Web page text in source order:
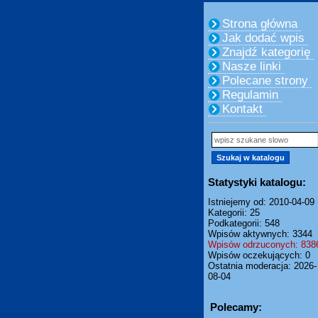
Strona główna
Jak dodać wpis
Znajdź kategorię
Nasze linki
Polecane strony
Regulamin
Kontakt
Statystyki katalogu:
Istniejemy od: 2010-04-09
Kategorii: 25
Podkategorii: 548
Wpisów aktywnych: 3344
Wpisów odrzuconych:
Wpisów oczekujących: 0
Ostatnia moderacja: 2026-
08-04
Polecamy: